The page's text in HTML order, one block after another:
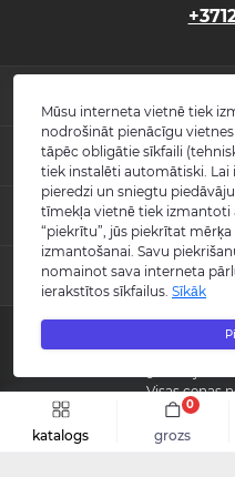
katalogs grozs
0
Jaunumi
Atsauksmes
Kontakti
Vietnes karte
Ražotāji
Īpašais piedāvājums
POPULĀRS
Izlietnes
Vannas
Maisītāji
Tualetes podi
KONTAKTI UN ADRESE
info@burlington.eu
P. 09:00 - 17:00
O. 09:00 - 17:00
C. 09:00 - 17:00
S.-Sv. Slēgts
MESENDŽERI
WhatsApp
Messenger
Copyright © 2008 - 2026 SIA
Visas cenas
Šo vietni
Mūsu interneta vietnē tiek
nodrošināt pienācīgu
tāpēc obligātie sīkfaili
tiek instalēti automātiski. Lai
pieredzi un sniegtu
tīmekļa vietnē tiek izmantoti
“piekrītu”, jūs piekrītat
izmantošanai. Savu
nomainot sava interneta
ierakstītos sīkfailus. Sīkāk